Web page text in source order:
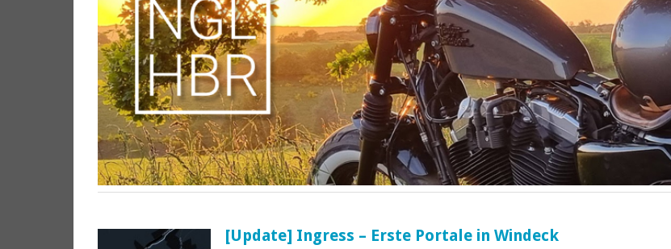
[Update] Ingress – Erste Portale in Windeck